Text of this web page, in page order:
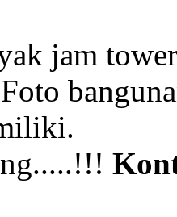
jam